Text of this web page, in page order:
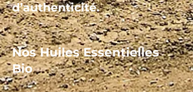
d’authenticité.
Nos Huiles Essentielles
Bio